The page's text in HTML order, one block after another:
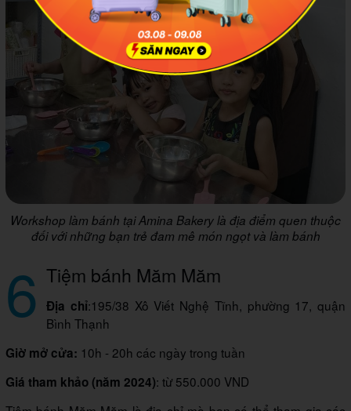
Workshop làm bánh tại Amina Bakery là địa điểm quen thuộc
đối với những bạn trẻ đam mê món ngọt và làm bánh
6 Tiệm bánh Măm Măm
Địa chỉ:195/38 Xô Viết Nghệ Tĩnh, phường 17, quận
Bình Thạnh
Giờ mở cửa: 10h - 20h các ngày trong tuần
Giá tham khảo (năm 2024): từ 550.000 VND